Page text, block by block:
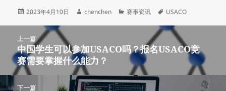
发
2023年4月10日
作
chenchen
分
赛事资讯
标
USACO
上一篇
上
篇
文
章：
中国学生可以参加USACO吗？报名USACO竞
赛需要掌握什么能力？
下一篇